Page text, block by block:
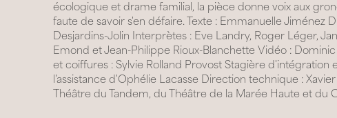
écologique et drame familial, la pièce donne voix aux
faute de savoir s'en défaire. Texte : Emmanuelle Jiménez
Desjardins-Jolin Interprètes : Eve Landry, Roger Léger,
Emond et Jean-Philippe Rioux-Blanchette Vidéo :
et coiffures : Sylvie Rolland Provost Stagière
l'assistance d'Ophélie Lacasse Direction technique :
Théâtre du Tandem, du Théâtre de la Marée Haute et du